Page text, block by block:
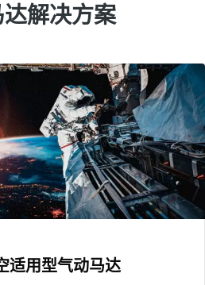
解决方案
适用型气动马达